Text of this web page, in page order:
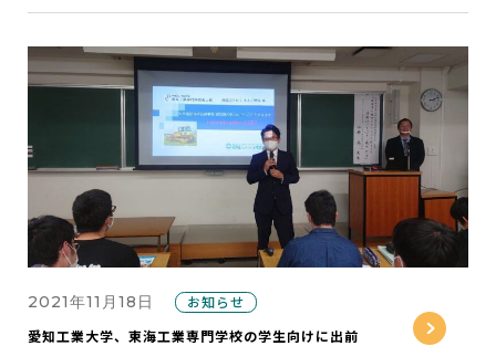
2021年11月18日
お知らせ
愛知工業大学、東海工業専門学校の学生向けに出前